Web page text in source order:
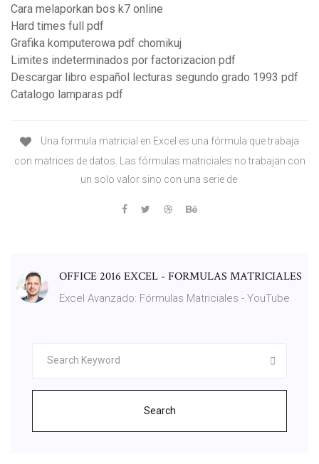
Cara melaporkan bos k7 online
Hard times full pdf
Grafika komputerowa pdf chomikuj
Limites indeterminados por factorizacion pdf
Descargar libro español lecturas segundo grado 1993 pdf
Catalogo lamparas pdf
Una formula matricial en Excel es una fórmula que trabaja
con matrices de datos. Las fórmulas matriciales no trabajan con
un solo valor sino con una serie de
OFFICE 2016 EXCEL - FORMULAS MATRICIALES
Excel Avanzado: Fórmulas Matriciales - YouTube
Search